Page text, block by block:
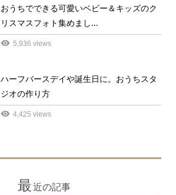
おうちでできる可愛いベビー＆キッズのク
リスマスフォト集めまし...
5,936 views
ハーフバースデイや誕生日に。おうちスタ
ジオの作り方
4,425 views
最近の記事